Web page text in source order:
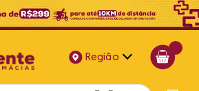
Região